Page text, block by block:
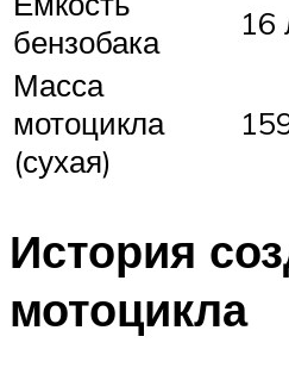
бензобака
16
Масса
мотоцикла
(сухая)
История
мотоцикла